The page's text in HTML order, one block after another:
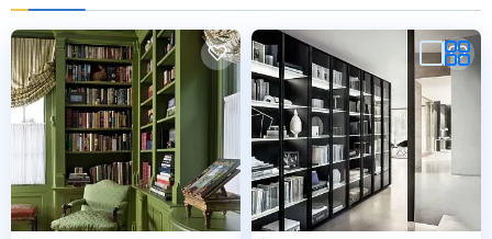
Акции и скидки
Портфолио
Видеоотзывы